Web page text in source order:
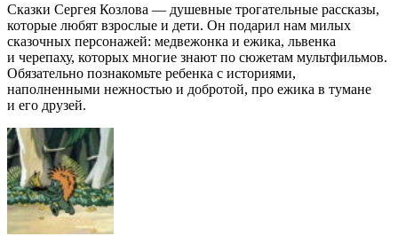
Сказки Сергея Козлова — душевные трогательные рассказы,
которые любят взрослые и дети. Он подарил нам милых
сказочных персонажей: медвежонка и ежика, львенка
и черепаху, которых многие знают по сюжетам мультфильмов.
Обязательно познакомьте ребенка с историями,
наполненными нежностью и добротой, про ежика в тумане
и его друзей.